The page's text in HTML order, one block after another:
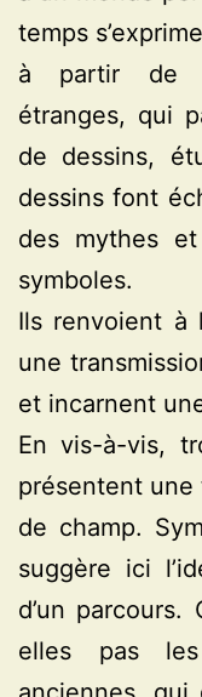
temps s’exprime
à partir de
étranges, qui
de dessins,
dessins font
des mythes
symboles.
Ils renvoient à
une
et incarnent
En vis-à-vis,
présentent une
de champ.
suggère ici
d’un
elles pas